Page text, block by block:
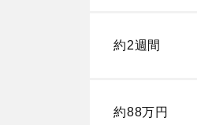
約2週間
約88万円